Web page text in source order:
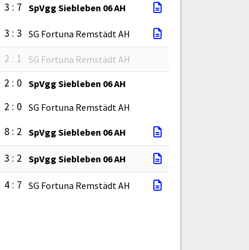
3 : 7 SpVgg Siebleben 06 AH
3 : 3 SG Fortuna Remstädt AH
2 : 1 SG Fortuna Remstädt AH
2 : 0 SpVgg Siebleben 06 AH
2 : 0 SG Fortuna Remstädt AH
8 : 2 SpVgg Siebleben 06 AH
3 : 2 SpVgg Siebleben 06 AH
4 : 7 SG Fortuna Remstädt AH